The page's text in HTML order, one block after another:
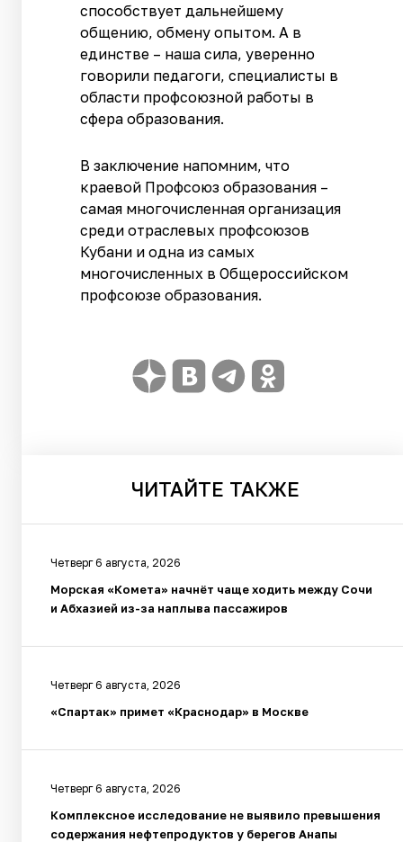
способствует дальнейшему
общению, обмену опытом. А в
единстве – наша сила, уверенно
говорили педагоги, специалисты в
области профсоюзной работы в
сфера образования.
В заключение напомним, что
краевой Профсоюз образования –
самая многочисленная организация
среди отраслевых профсоюзов
Кубани и одна из самых
многочисленных в Общероссийском
профсоюзе образования.
ЧИТАЙТЕ ТАКЖЕ
Четверг 6 августа, 2026
Морская «Комета» начнёт чаще ходить между Сочи
и Абхазией из-за наплыва пассажиров
Четверг 6 августа, 2026
«Спартак» примет «Краснодар» в Москве
Четверг 6 августа, 2026
Комплексное исследование не выявило превышения
содержания нефтепродуктов у берегов Анапы